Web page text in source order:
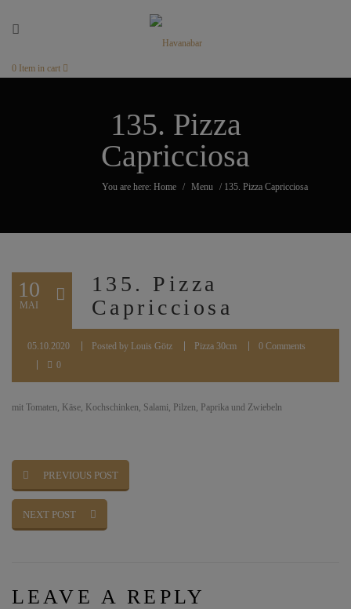
0 Item in cart
135. Pizza
Capricciosa
You are here: Home / Menu / 135. Pizza Capricciosa
10
MAI
135. Pizza
Capricciosa
05.10.2020 Posted by Louis Götz Pizza 30cm
0 Comments
0
mit Tomaten, Käse, Kochschinken, Salami, Pilzen, Paprika und Zwiebeln
PREVIOUS POST
NEXT POST
LEAVE A REPLY